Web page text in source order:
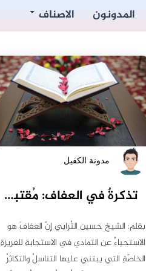
المدونون الاصناف
مدونة الكفيل
تذكرةٌ في العفاف: مُقتبسٌ من مُحاضرةٍ أُلقيتْ على مجموعةٍ من الطالبات /السيد محمد باقر السيستاني.
بقلم: الشيخ حسين التُرابي إنّ العفافَ هو
الاستحياءُ عن التمادي في الاستجابةِ للغريزةِ
الخاصّةِ التي يبتني عليها التناسلُ والتكاثرُ